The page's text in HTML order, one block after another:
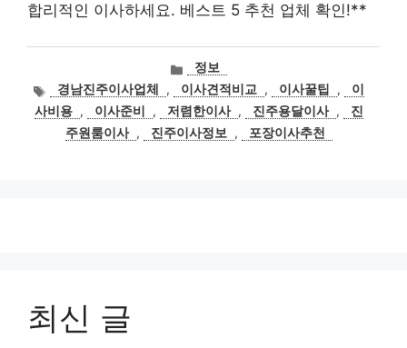
합리적인 이사하세요. 베스트 5 추천 업체 확인!**
카
테
고
리
정보
태
그
경남진주이사업체 , 이사견적비교 , 이사꿀팁 ,
이
사비용 , 이사준비 , 저렴한이사 , 진주용달이사 ,
진
주원룸이사 , 진주이사정보 , 포장이사추천
최신 글